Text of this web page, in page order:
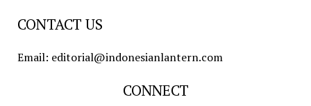
CONTACT US
Email: editorial@indonesianlantern.com
CONNECT